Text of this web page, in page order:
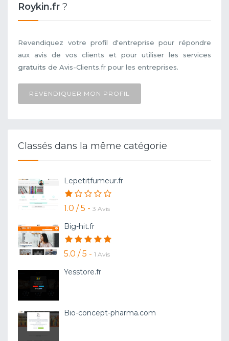
Roykin.fr ?
Revendiquez votre profil d'entreprise pour répondre
aux avis de vos clients et pour utiliser les services
gratuits de Avis-Clients.fr pour les entreprises.
REVENDIQUER MON PROFIL
Classés dans la même catégorie
Lepetitfumeur.fr
1.0 / 5 - 3 Avis
Big-hit.fr
5.0 / 5 - 1 Avis
Yesstore.fr
Bio-concept-pharma.com